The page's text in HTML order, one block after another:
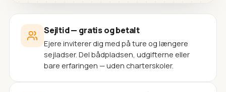
Sejltid — gratis og betalt
Ejere inviterer dig med på ture og længere
sejladser. Del bådpladsen, udgifterne eller
bare erfaringen — uden charterskoler.